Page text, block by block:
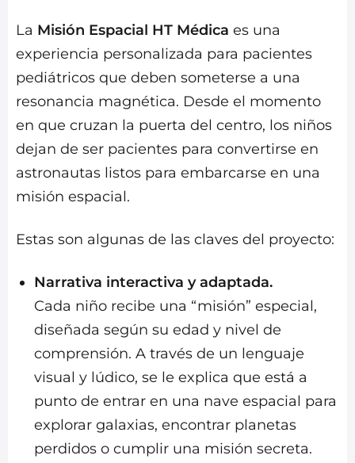
La Misión Espacial HT Médica es una
experiencia personalizada para pacientes
pediátricos que deben someterse a una
resonancia magnética. Desde el momento
en que cruzan la puerta del centro, los niños
dejan de ser pacientes para convertirse en
astronautas listos para embarcarse en una
misión espacial.
Estas son algunas de las claves del proyecto:
Narrativa interactiva y adaptada.
Cada niño recibe una “misión” especial,
diseñada según su edad y nivel de
comprensión. A través de un lenguaje
visual y lúdico, se le explica que está a
punto de entrar en una nave espacial para
explorar galaxias, encontrar planetas
perdidos o cumplir una misión secreta.